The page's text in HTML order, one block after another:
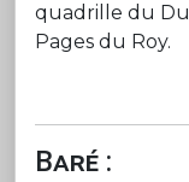
quadrille du
Pages du Roy.
Baré :